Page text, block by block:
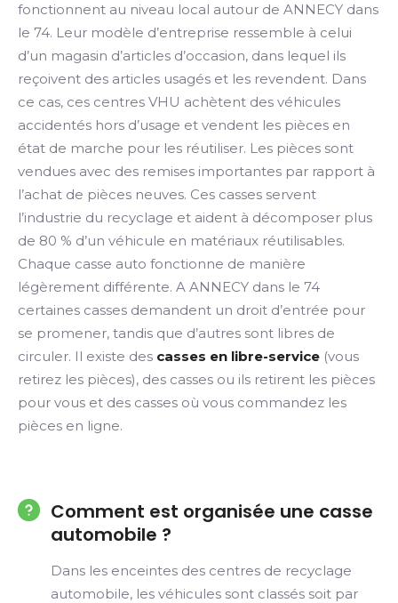
fonctionnent au niveau local autour de ANNECY dans
le 74. Leur modèle d’entreprise ressemble à celui
d’un magasin d’articles d’occasion, dans lequel ils
reçoivent des articles usagés et les revendent. Dans
ce cas, ces centres VHU achètent des véhicules
accidentés hors d’usage et vendent les pièces en
état de marche pour les réutiliser. Les pièces sont
vendues avec des remises importantes par rapport à
l’achat de pièces neuves. Ces casses servent
l’industrie du recyclage et aident à décomposer plus
de 80 % d’un véhicule en matériaux réutilisables.
Chaque casse auto fonctionne de manière
légèrement différente. A ANNECY dans le 74
certaines casses demandent un droit d’entrée pour
se promener, tandis que d’autres sont libres de
circuler. Il existe des casses en libre-service (vous
retirez les pièces), des casses ou ils retirent les pièces
pour vous et des casses où vous commandez les
pièces en ligne.
Comment est organisée une casse
automobile ?
Dans les enceintes des centres de recyclage
automobile, les véhicules sont classés soit par